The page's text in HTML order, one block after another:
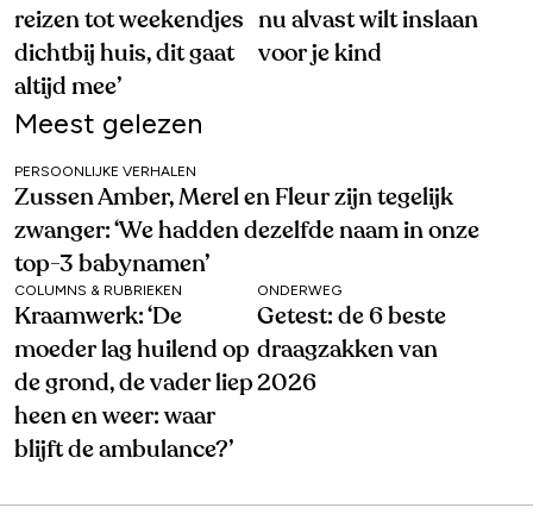
reizen tot weekendjes
dichtbij huis, dit gaat
altijd mee’
nu alvast wilt inslaan
voor je kind
Meest gelezen
PERSOONLIJKE VERHALEN
Zussen Amber, Merel en Fleur zijn tegelijk
zwanger: ‘We hadden dezelfde naam in onze
top-3 babynamen’
COLUMNS & RUBRIEKEN
Kraamwerk: ‘De
moeder lag huilend op
de grond, de vader liep
heen en weer: waar
blijft de ambulance?’
ONDERWEG
Getest: de 6 beste
draagzakken van
2026